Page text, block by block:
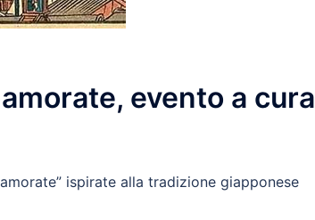
evento a cura
ispirate alla tradizione giapponese